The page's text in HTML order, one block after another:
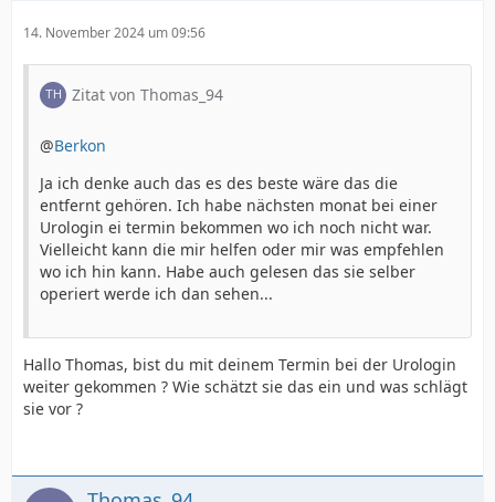
14. November 2024 um 09:56
Zitat von Thomas_94
@Berkon
Ja ich denke auch das es des beste wäre das die
entfernt gehören. Ich habe nächsten monat bei einer
Urologin ei termin bekommen wo ich noch nicht war.
Vielleicht kann die mir helfen oder mir was empfehlen
wo ich hin kann. Habe auch gelesen das sie selber
operiert werde ich dan sehen...
Hallo Thomas, bist du mit deinem Termin bei der Urologin
weiter gekommen ? Wie schätzt sie das ein und was schlägt
sie vor ?